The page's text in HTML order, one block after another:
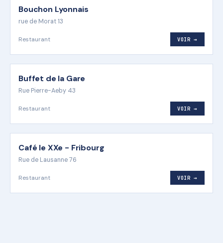
Bouchon Lyonnais
rue de Morat 13
Restaurant VOIR →
Buffet de la Gare
Rue Pierre-Aeby 43
Restaurant VOIR →
Café le XXe - Fribourg
Rue de Lausanne 76
Restaurant VOIR →